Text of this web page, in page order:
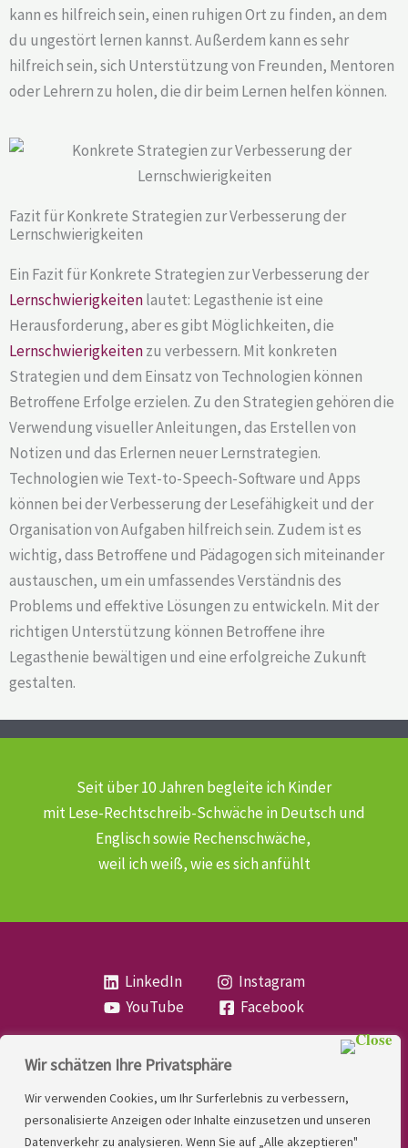
Wir schätzen Ihre Privatsphäre
Wir verwenden Cookies, um Ihr Surferlebnis zu verbessern,
personalisierte Anzeigen oder Inhalte einzusetzen und unseren
Datenverkehr zu analysieren. Wenn Sie auf „Alle akzeptieren"
kann es hilfreich sein, einen ruhigen Ort zu finden, an dem
du ungestört lernen kannst. Außerdem kann es sehr
hilfreich sein, sich Unterstützung von Freunden, Mentoren
oder Lehrern zu holen, die dir beim Lernen helfen können.
Fazit für Konkrete Strategien zur Verbesserung der
Lernschwierigkeiten
Ein Fazit für Konkrete Strategien zur Verbesserung der
Lernschwierigkeitenlautet: Legasthenie ist eine
Herausforderung, aber es gibt Möglichkeiten, die
Lernschwierigkeitenzu verbessern. Mit konkreten
Strategien und dem Einsatz von Technologien können
Betroffene Erfolge erzielen. Zu den Strategien gehören die
Verwendung visueller Anleitungen, das Erstellen von
Notizen und das Erlernen neuer Lernstrategien.
Technologien wie Text-to-Speech-Software und Apps
können bei der Verbesserung der Lesefähigkeit und der
Organisation von Aufgaben hilfreich sein. Zudem ist es
wichtig, dass Betroffene und Pädagogen sich miteinander
austauschen, um ein umfassendes Verständnis des
Problems und effektive Lösungen zu entwickeln. Mit der
richtigen Unterstützung können Betroffene ihre
Legasthenie bewältigen und eine erfolgreiche Zukunft
gestalten.
Seit über 10 Jahren begleite ich Kinder
mit Lese-Rechtschreib-Schwächein Deutsch und
Englisch sowie Rechenschwäche,
weil ich weiß, wie es sich anfühlt
LinkedIn
Instagram
YouTube
Facebook
LINDNER. 2026 | Powered by